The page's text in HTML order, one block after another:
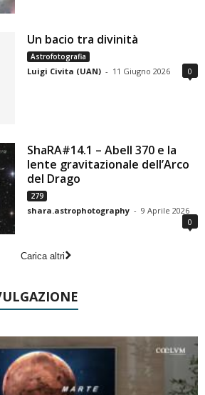
Un bacio tra divinità
Astrofotografia
Luigi Civita (UAN) - 11 Giugno 2026 0
ShaRA#14.1 – Abell 370 e la
lente gravitazionale dell’Arco
del Drago
279
shara.astrophotography - 9 Aprile 2026
0
Carica altri